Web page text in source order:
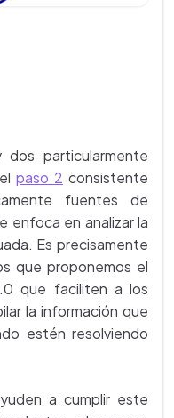
particularmente
paso 2 consistente
fuentes de
enfoca en analizar la
Es precisamente
que proponemos el
que faciliten a los
la información que
estén resolviendo
a cumplir este